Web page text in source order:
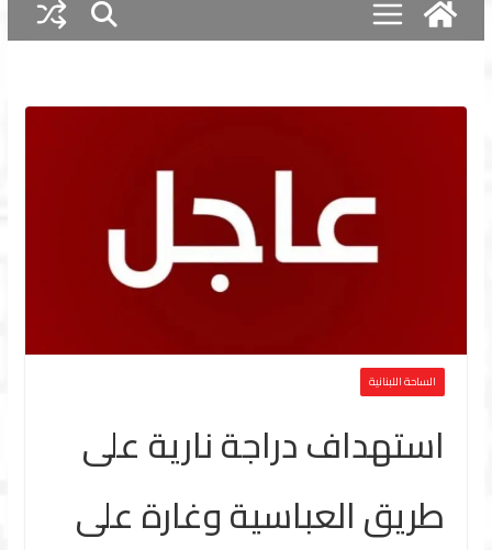
الساحة اللبنانية
استهداف دراجة نارية على
طريق العباسية وغارة على